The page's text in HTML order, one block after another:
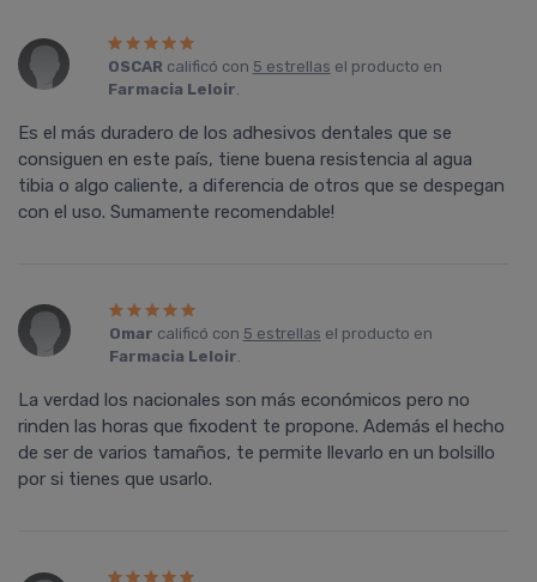
OSCARcalificó con 5 estrellas el producto en
Farmacia Leloir.
Es el más duradero de los adhesivos dentales que se
consiguen en este país, tiene buena resistencia al agua
tibia o algo caliente, a diferencia de otros que se despegan
con el uso. Sumamente recomendable!
Omar calificó con 5 estrellas el producto en
Farmacia Leloir.
La verdad los nacionales son más económicos pero no
rinden las horas que fixodent te propone. Además el hecho
de ser de varios tamaños, te permite llevarlo en un bolsillo
por si tienes que usarlo.